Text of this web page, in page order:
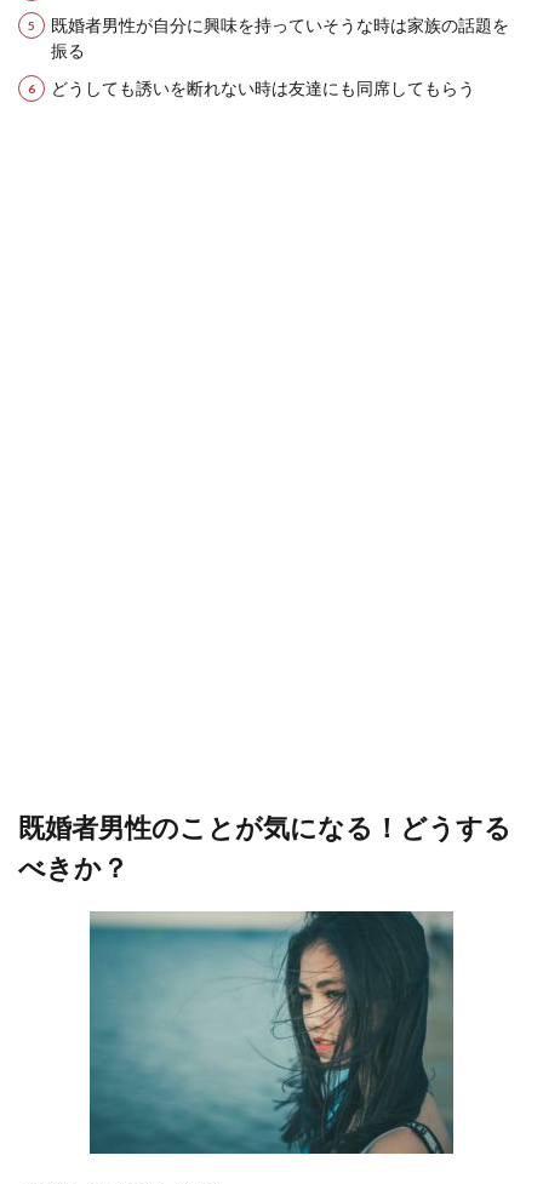
既婚者男性が自分に興味を持っていそうな時は家族の話題を
振る
どうしても誘いを断れない時は友達にも同席してもらう
既婚者男性のことが気になる！どうする
べきか？